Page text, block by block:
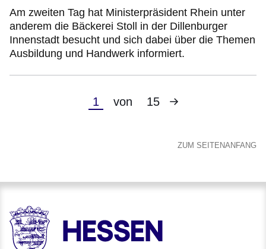
Am zweiten Tag hat Ministerpräsident Rhein unter
anderem die Bäckerei Stoll in der Dillenburger
Innenstadt besucht und sich dabei über die Themen
Ausbildung und Handwerk informiert.
Aktuelle
1 von 15
Nächste
ZUM SEITENANFANG